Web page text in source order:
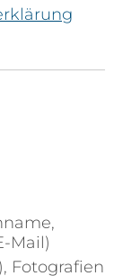
Mail)
Fotografien